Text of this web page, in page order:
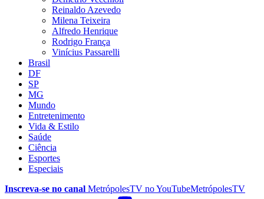
Reinaldo Azevedo
Milena Teixeira
Alfredo Henrique
Rodrigo França
Vinícius Passarelli
Brasil
DF
SP
MG
Mundo
Entretenimento
Vida & Estilo
Saúde
Ciência
Esportes
Especiais
Inscreva-se no canal MetrópolesTV noYouTubeMetrópolesTV